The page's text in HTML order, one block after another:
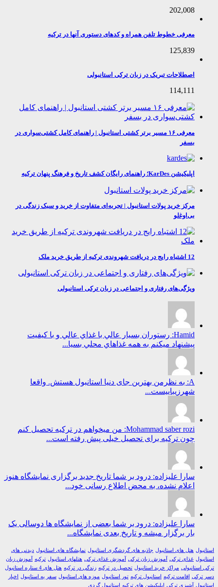
202,008
معرفی خطوط تلفن همراه و کدهای دستوری آنها در ترکیه
125,839
اصطلاحات تبریک در زبان ترکی استانبولی
114,111
معرفی ۱۶ مسیر برتر کشتی استانبول | راهنمای کامل کشتی‌سواری در
اپلیکیشن KarDes؛ راهنمای رایگان کشف تاریخ و فرهنگ پنهان ترکیه
مرکز خرید پولات استانبول | تجربه‌ای متفاوت از خرید و سبک زندگی در
بی‌اوغلو
ویژگی‌های رفتاری و اجتماعی در زبان ترکی استانبولی
Hamid: رستوران بسيار عالي با غذاي عالي و با كيفيت
پيشنهاد ميكنم به همه غذاهاي محلي بسيا...
A: به نظرمن بهترین جای دنیا استانبول هستش. واقعا
شهرزیباییست...
Mohammad saber rozi: من میخواهم در ترکیه تحصیل کنم
چون ترکیه برای تحصیل خیلی پیش رفته است...
سارا علیزاده: درود بر شما تاریخ جدید برگزاری نمایشگاه هنوز
اعلام نشده، به محض اطلاع رسانی خود...
سارا علیزاده: درود بر شما بعضی از نمایشگاه ها دوسالی یک
بار برگزار میشه و تاریخ بعدی نمایشگاه...
هتل های استانبول جاذبه های گردشگری استانبول نمایشگاه های استانبول دیدنی های
غذای ترکی آموزش زبان ترکی آموزش غذای ترکی هتلهای استانبول ترکیه آموزش زبان
مراکز خرید استانبول تحصیل در ترکیه زندگی در ترکیه
هتل های 4 ستاره استانبول
اقامت ترکیه استانبول ترکیه تور استانبول موزه های استانبول سفر به استانبول اخبار
آشپزی ترکی اپلیکیشن های ترکیه استانبول گردی